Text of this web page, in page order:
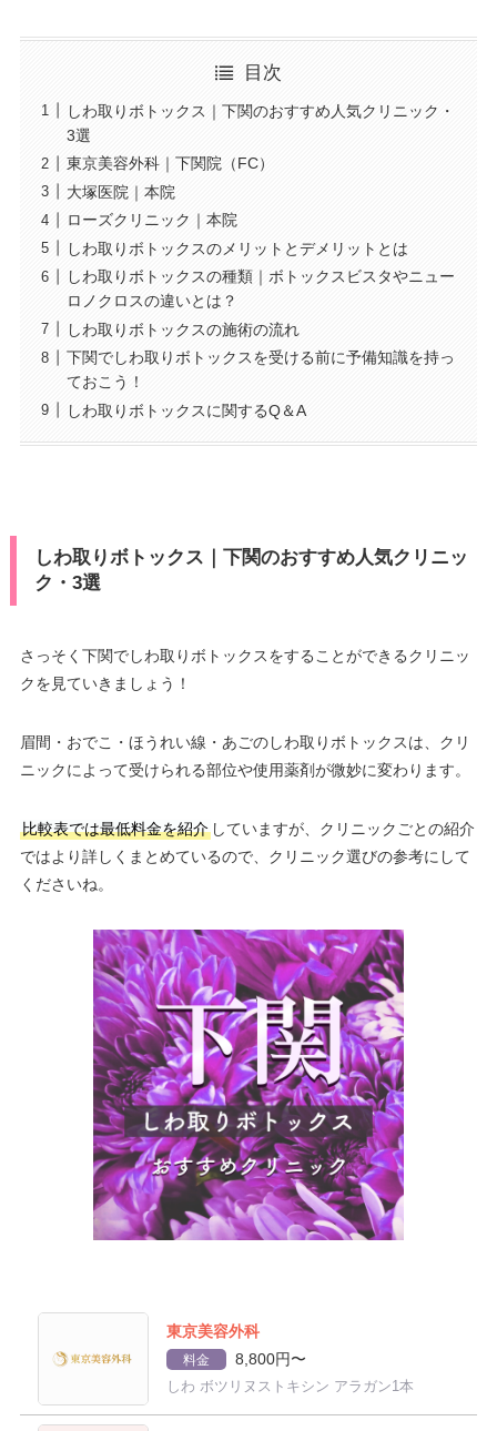
目次
しわ取りボトックス｜下関のおすすめ人気クリニック・
3選
東京美容外科｜下関院（FC）
大塚医院｜本院
ローズクリニック｜本院
しわ取りボトックスのメリットとデメリットとは
しわ取りボトックスの種類｜ボトックスビスタやニュー
ロノクロスの違いとは？
しわ取りボトックスの施術の流れ
下関でしわ取りボトックスを受ける前に予備知識を持っ
ておこう！
しわ取りボトックスに関するQ＆A
しわ取りボトックス｜下関のおすすめ人気クリニッ
ク・3選
さっそく下関でしわ取りボトックスをすることができるクリニッ
クを見ていきましょう！
眉間・おでこ・ほうれい線・あごのしわ取りボトックスは、クリ
ニックによって受けられる部位や使用薬剤が微妙に変わります。
比較表では最低料金を紹介していますが、クリニックごとの紹介
ではより詳しくまとめているので、クリニック選びの参考にして
くださいね。
東京美容外科
料金 8,800円〜
しわ ボツリヌストキシン アラガン1本